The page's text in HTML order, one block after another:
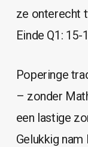
ze onterecht
Einde Q1: 15-
Poperinge
– zonder
een lastige
Gelukkig